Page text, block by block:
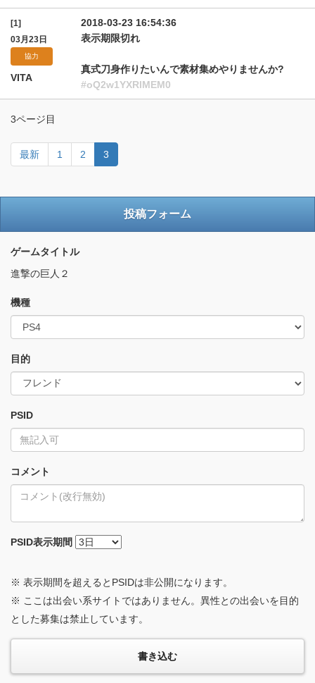
[1]
03月23日
協力
VITA
2018-03-23 16:54:36
表示期限切れ
真式刀身作りたいんで素材集めやりませんか?
#oQ2w1YXRlMEM0
3ページ目
最新 1 2 3
投稿フォーム
ゲームタイトル
進撃の巨人２
機種
目的
PSID
コメント
PSID表示期間
※ 表示期間を超えるとPSIDは非公開になります。
※ ここは出会い系サイトではありません。異性との出会いを目的
とした募集は禁止しています。